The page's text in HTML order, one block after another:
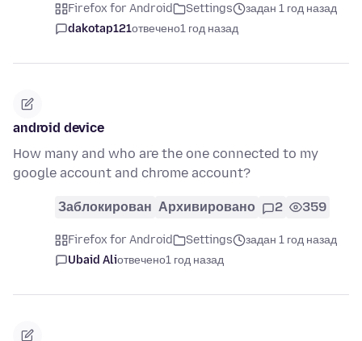
Firefox for Android Settings
задан 1 год назад
dakotap121отвечено1 год назад
android device
How many and who are the one connected to my
google account and chrome account?
Заблокирован Архивировано 2 359
Firefox for Android Settings
задан 1 год назад
Ubaid Aliотвечено1 год назад